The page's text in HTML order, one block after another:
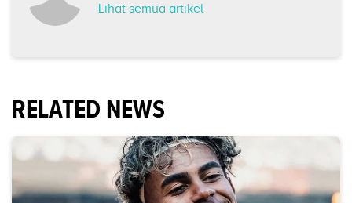
Lihat semua artikel
RELATED NEWS